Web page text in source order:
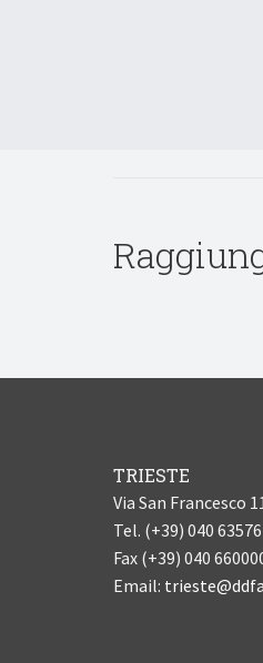
TRIESTE
Via San Francesco
Tel. (+39) 040
Fax (+39) 040
Email: